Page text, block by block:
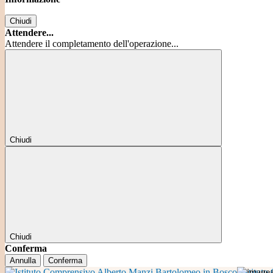
Chiudi
Attendere...
Attendere il completamento dell'operazione...
Chiudi
Chiudi
Conferma
Annulla Conferma